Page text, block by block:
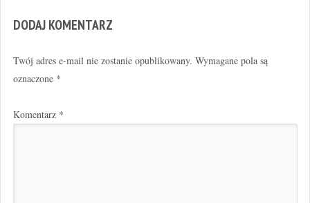
DODAJ KOMENTARZ
Twój adres e-mail nie zostanie opublikowany. Wymagane pola są
oznaczone *
Komentarz *